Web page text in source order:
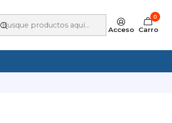
Acceso
0
Carro